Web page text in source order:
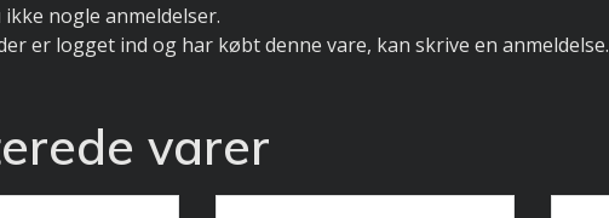
nogle anmeldelser.
er logget ind og har købt denne vare, kan skrive en anmeldelse.
varer